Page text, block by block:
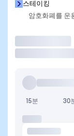
스테이킹
암호화폐를 운
15분 30